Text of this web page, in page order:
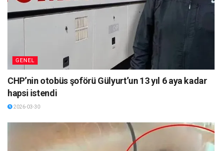
GENEL
CHP’nin otobüs şoförü Gülyurt’un 13 yıl 6 aya kadar
hapsi istendi
2026-03-30